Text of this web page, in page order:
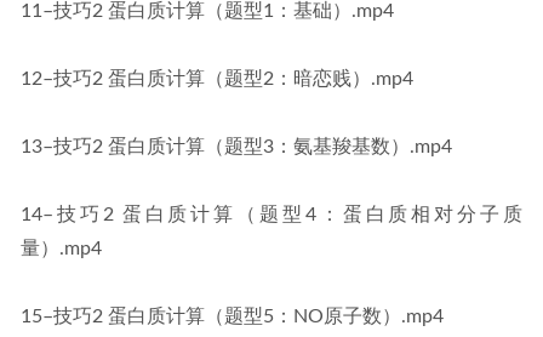
11–技巧2 蛋白质计算（题型1：基础）.mp4
12–技巧2 蛋白质计算（题型2：暗恋贱）.mp4
13–技巧2 蛋白质计算（题型3：氨基羧基数）.mp4
14–技巧2 蛋白质计算（题型4：蛋白质相对分子质
量）.mp4
15–技巧2 蛋白质计算（题型5：NO原子数）.mp4